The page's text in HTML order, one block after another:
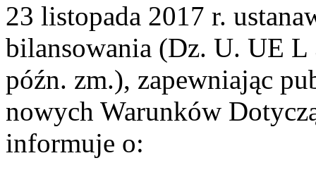
23 listopada 2017 r.
bilansowania (Dz. U. UE L
późn. zm.), zapewniając
nowych Warunków
informuje o: